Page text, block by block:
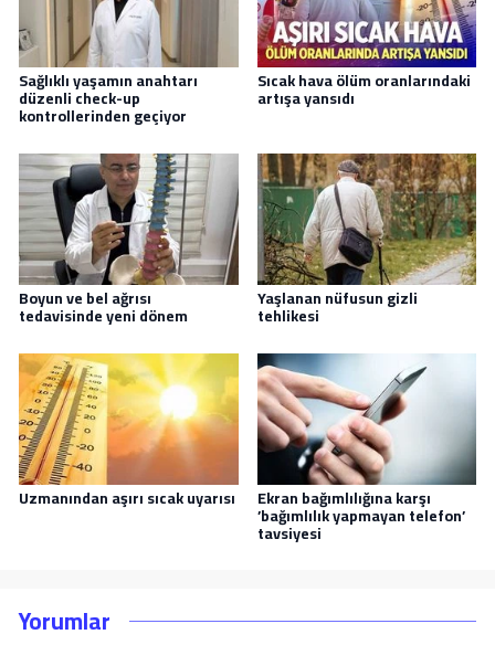
Sağlıklı yaşamın anahtarı
düzenli check-up
kontrollerinden geçiyor
Sıcak hava ölüm oranlarındaki
artışa yansıdı
Boyun ve bel ağrısı
tedavisinde yeni dönem
Yaşlanan nüfusun gizli
tehlikesi
Uzmanından aşırı sıcak uyarısı Ekran bağımlılığına karşı
’bağımlılık yapmayan telefon’
tavsiyesi
Yorumlar